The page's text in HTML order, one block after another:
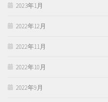
2023年1月
2022年12月
2022年11月
2022年10月
2022年9月